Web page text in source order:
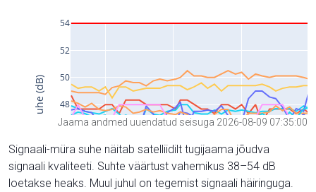
Jaama andmed uuendatud seisuga 2026-08-09 07:35:00
Signaali-müra suhe näitab satelliidilt tugijaama jõudva
signaali kvaliteeti. Suhte väärtust vahemikus 38–54 dB
loetakse heaks. Muul juhul on tegemist signaali häiringuga.